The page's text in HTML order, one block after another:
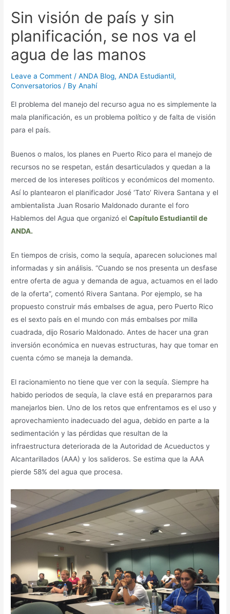
Sin visión de país y sin
planificación, se nos va el
agua de las manos
Leave a Comment /ANDA Blog,ANDA Estudiantil,
Conversatorios / ByAnahí
El problema del manejo del recurso agua no es simplemente la
mala planificación, es un problema político y de falta de visión
para el país.
Buenos o malos, los planes en Puerto Rico para el manejo de
recursos no se respetan, están desarticulados y quedan a la
merced de los intereses políticos y económicos del momento.
Así lo plantearon el planificador José ‘Tato’ Rivera Santana y el
ambientalista Juan Rosario Maldonado durante el foro
Hablemos del Agua que organizó elCapítulo Estudiantil de
ANDA.
En tiempos de crisis, como la sequía, aparecen soluciones mal
informadas y sin análisis. “Cuando se nos presenta un desfase
entre oferta de agua y demanda de agua, actuamos en el lado
de la oferta”, comentó Rivera Santana. Por ejemplo, se ha
propuesto construir más embalses de agua, pero Puerto Rico
es el sexto país en el mundo con más embalses por milla
cuadrada, dijo Rosario Maldonado. Antes de hacer una gran
inversión económica en nuevas estructuras, hay que tomar en
cuenta cómo se maneja la demanda.
El racionamiento no tiene que ver con la sequía. Siempre ha
habido periodos de sequía, la clave está en prepararnos para
manejarlos bien. Uno de los retos que enfrentamos es el uso y
aprovechamiento inadecuado del agua, debido en parte a la
sedimentación y las pérdidas que resultan de la
infraestructura deteriorada de la Autoridad de Acueductos y
Alcantarillados (AAA) y los salideros. Se estima que la AAA
pierde 58% del agua que procesa.